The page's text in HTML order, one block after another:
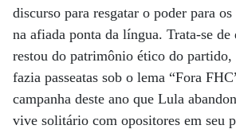
discurso para resgatar o poder para
na afiada ponta da língua. Trata-se
restou do patrimônio ético do partido,
fazia passeatas sob o lema “Fora
campanha deste ano que Lula
vive solitário com opositores em seu